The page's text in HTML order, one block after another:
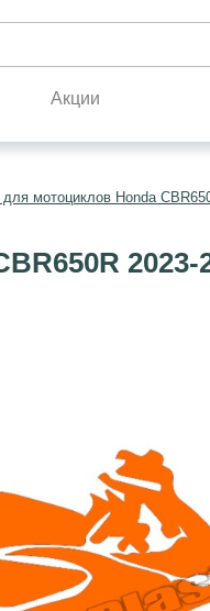
Акции
для мотоциклов Honda